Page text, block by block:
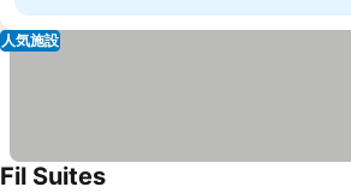
人気施設
Fil Suites